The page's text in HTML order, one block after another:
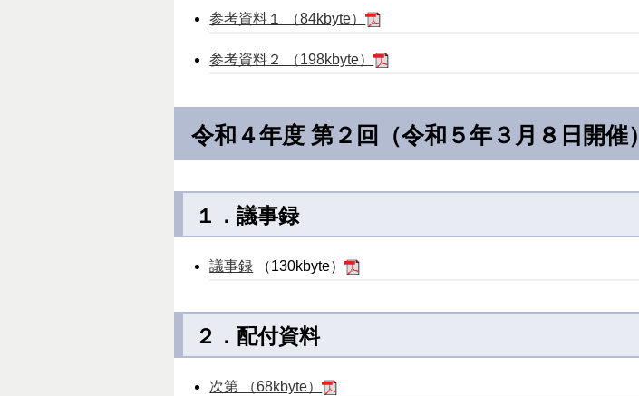
参考資料１ （84kbyte）
参考資料２ （198kbyte）
令和４年度 第２回（令和５年３月８日開催）
１．議事録
議事録 （130kbyte）
２．配付資料
次第 （68kbyte）